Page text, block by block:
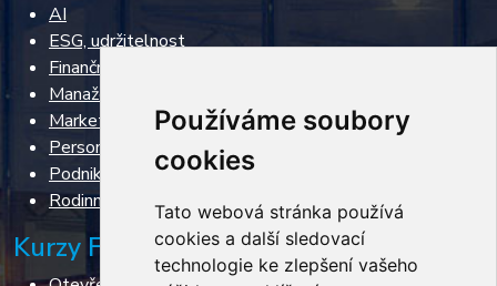
Používáme soubory
cookies
Tato webová stránka používá
cookies a další sledovací
technologie ke zlepšení vašeho
AI
ESG, udržitelnost
Finanční řízení, restrukturalizace, insolvence
Manažerské dovednosti
Marketing & Sales
Personální řízení
Podnikání
Rodinné podnikání
Kurzy FPH VŠE